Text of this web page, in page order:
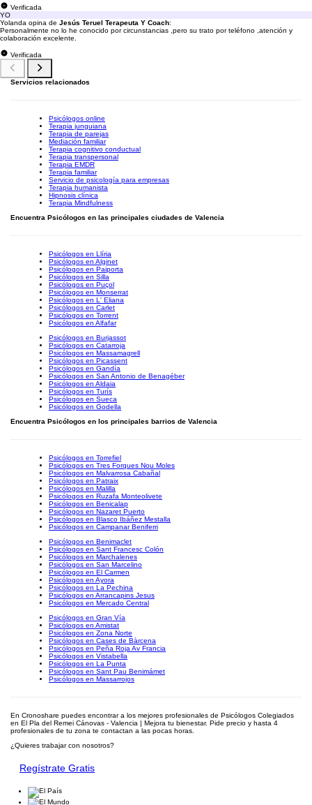
Verificada
YO
Yolanda opina de Jesús Teruel Terapeuta Y Coach:
Personalmente no lo he conocido por circunstancias ,pero su trato por teléfono ,atención y
colaboración excelente.
Verificada
Servicios relacionados
Psicólogos online
Terapia junguiana
Terapia de parejas
Mediación familiar
Terapia cognitivo conductual
Terapia transpersonal
Terapia EMDR
Terapia familiar
Servicio de psicología para empresas
Terapia humanista
Hipnosis clínica
Terapia Mindfulness
Encuentra Psicólogos en las principales ciudades de Valencia
Psicólogos en Llíria
Psicólogos en Alginet
Psicólogos en Paiporta
Psicólogos en Silla
Psicólogos en Puçol
Psicólogos en Monserrat
Psicólogos en L' Eliana
Psicólogos en Carlet
Psicólogos en Torrent
Psicólogos en Alfafar
Psicólogos en Burjassot
Psicólogos en Catarroja
Psicólogos en Massamagrell
Psicólogos en Picassent
Psicólogos en Gandía
Psicólogos en San Antonio de Benagéber
Psicólogos en Aldaia
Psicólogos en Turís
Psicólogos en Sueca
Psicólogos en Godella
Encuentra Psicólogos en los principales barrios de Valencia
Psicólogos en Torrefiel
Psicólogos en Tres Forques Nou Moles
Psicólogos en Malvarrosa Cabañal
Psicólogos en Patraix
Psicólogos en Malilla
Psicólogos en Ruzafa Monteolivete
Psicólogos en Benicalap
Psicólogos en Nazaret Puerto
Psicólogos en Blasco Ibáñez Mestalla
Psicólogos en Campanar Beniferri
Psicólogos en Benimaclet
Psicólogos en Sant Francesc Colón
Psicólogos en Marchalenes
Psicólogos en San Marcelino
Psicólogos en El Carmen
Psicólogos en Ayora
Psicólogos en La Pechina
Psicólogos en Arrancapins Jesus
Psicólogos en Mercado Central
Psicólogos en Gran Vía
Psicólogos en Amistat
Psicólogos en Zona Norte
Psicólogos en Cases de Bàrcena
Psicólogos en Peña Roja Av Francia
Psicólogos en Vistabella
Psicólogos en La Punta
Psicólogos en Sant Pau Benimámet
Psicólogos en Massarrojos
En Cronoshare puedes encontrar a los mejores profesionales de Psicólogos Colegiados
en El Pla del Remei Cánovas - Valencia | Mejora tu bienestar. Pide precio y hasta 4
profesionales de tu zona te contactan a las pocas horas.
¿Quieres trabajar con nosotros?
Regístrate Gratis